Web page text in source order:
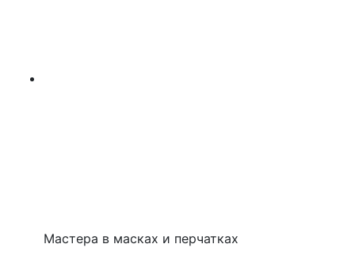
Мастера в масках и перчатках